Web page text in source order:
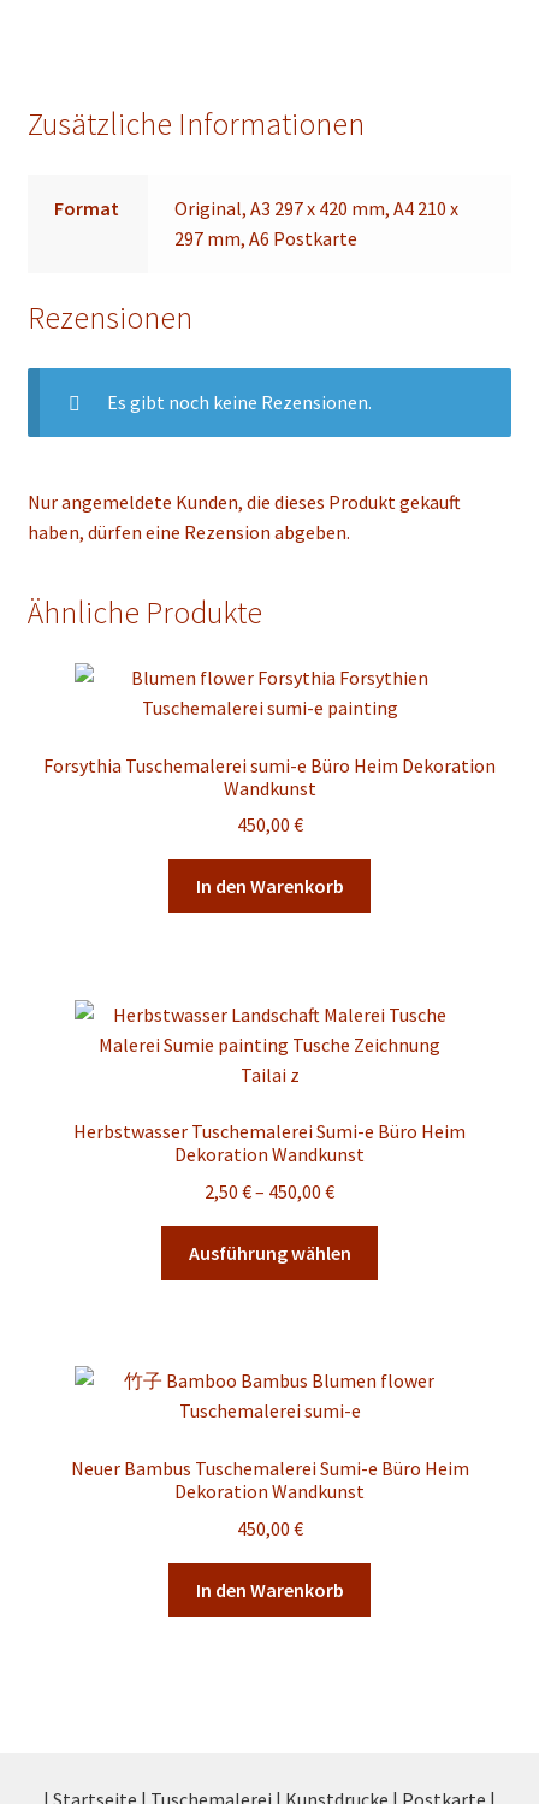
Zusätzliche Informationen
Format
Original, A3 297 x 420 mm, A4 210 x
297 mm, A6 Postkarte
Rezensionen
Es gibt noch keine Rezensionen.
Nur angemeldete Kunden, die dieses Produkt gekauft
haben, dürfen eine Rezension abgeben.
Ähnliche Produkte
Forsythia Tuschemalerei sumi-e Büro Heim Dekoration
Wandkunst
450,00 €
In den Warenkorb
Herbstwasser Tuschemalerei Sumi-e Büro Heim
Dekoration Wandkunst
2,50 €– 450,00 €Preisspanne:
2,50 €
bis
450,00 €
Ausführung wählen
auf.
können
Neuer Bambus Tuschemalerei Sumi-e Büro Heim
Dekoration Wandkunst
450,00 €
In den Warenkorb
| Startseite | Tuschemalerei | Kunstdrucke | Postkarte |